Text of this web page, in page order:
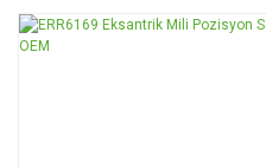
Ürün resmi kalitesiz, bozuk